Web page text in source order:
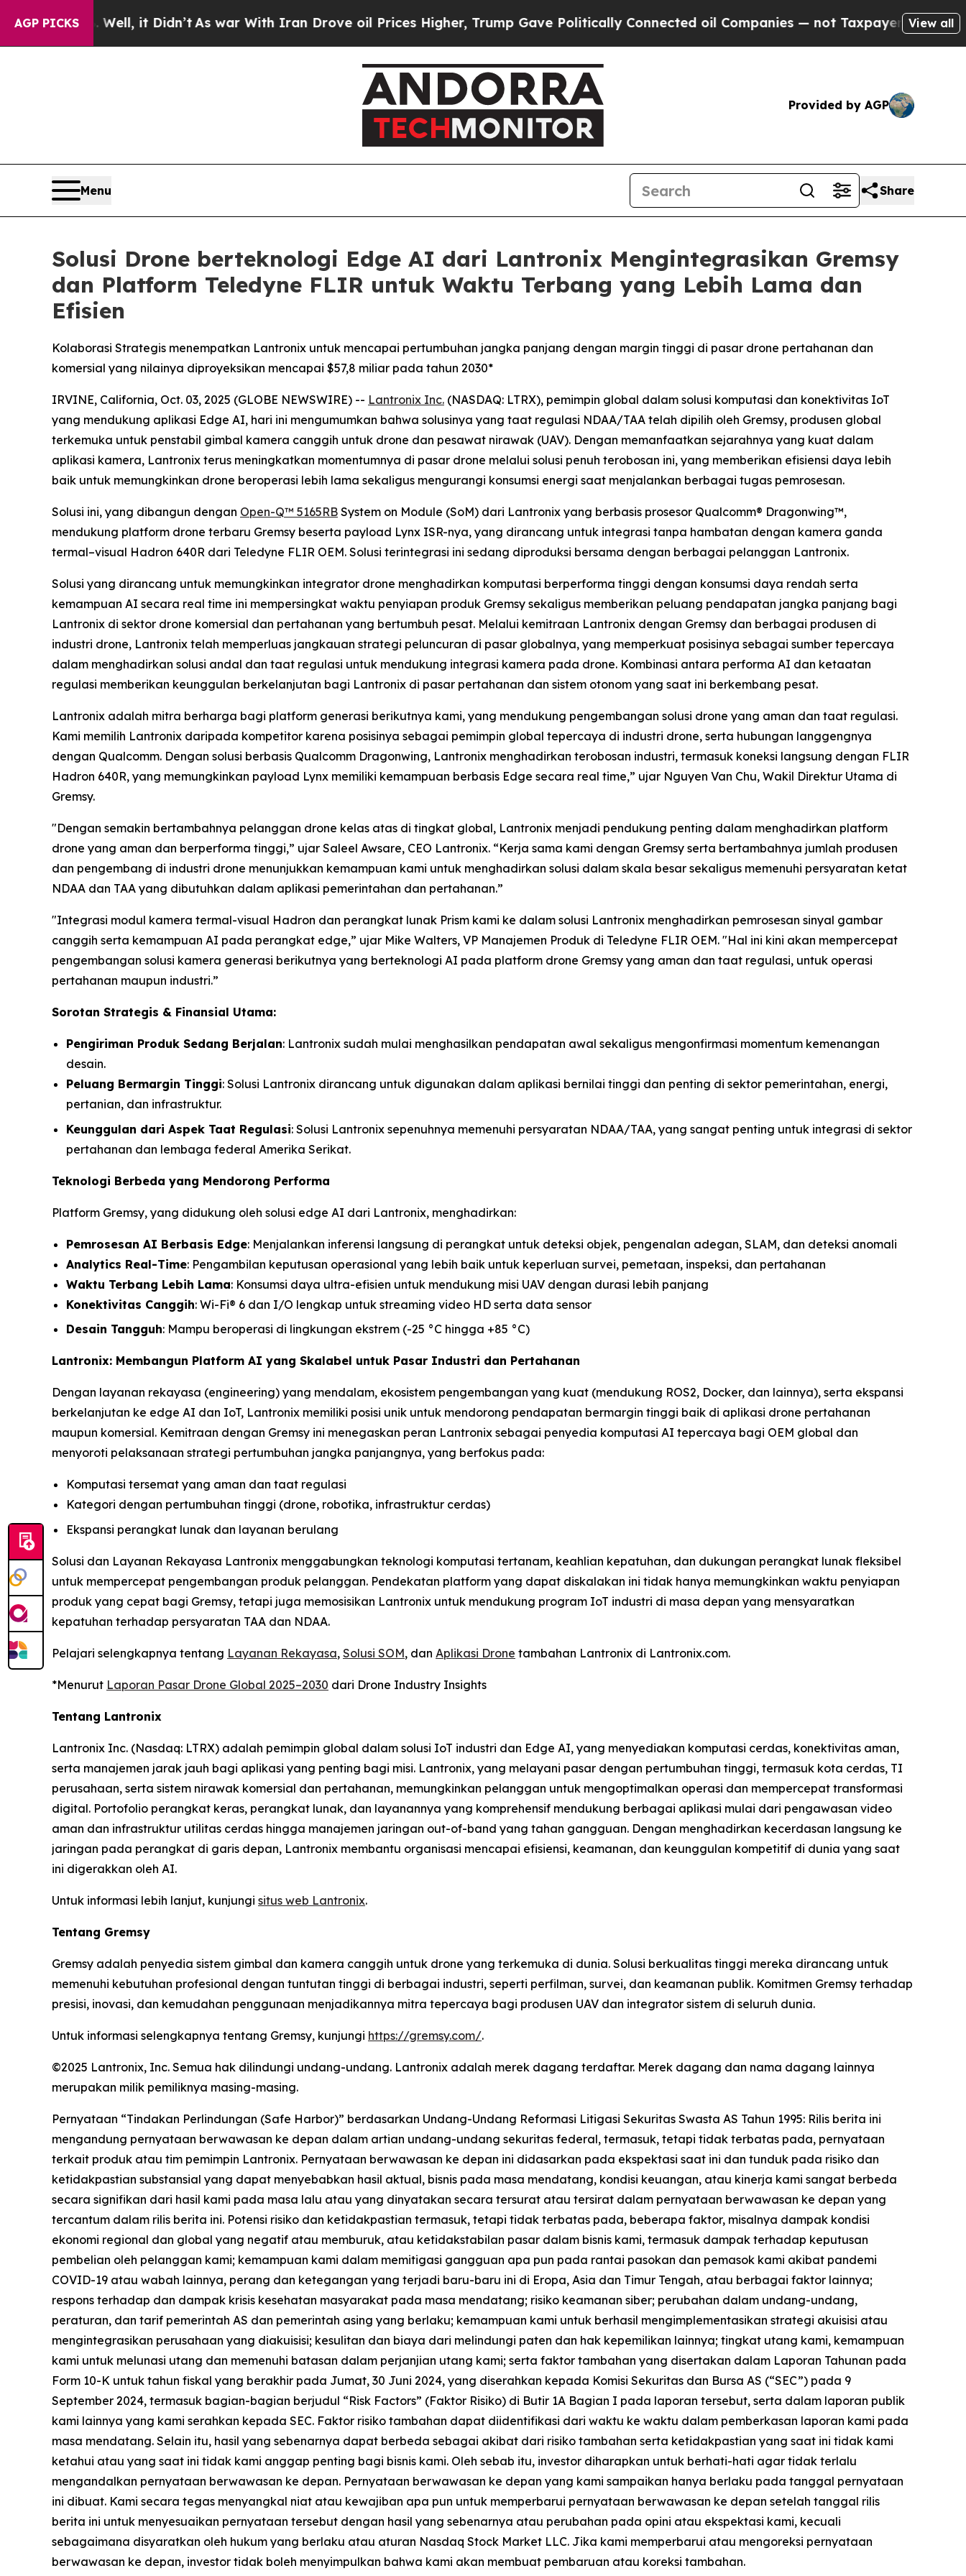
AGP PICKS
Well, it Didn’t As war With Iran Drove oil Prices Higher, Trump Gave Politically Connected oil Companies — not Taxpayers — the Chance toView all
Provided by AGP
Menu Share
Solusi Drone berteknologi Edge AI dari Lantronix Mengintegrasikan Gremsy
dan Platform Teledyne FLIR untuk Waktu Terbang yang Lebih Lama dan
Efisien
Kolaborasi Strategis menempatkan Lantronix untuk mencapai pertumbuhan jangka panjang dengan margin tinggi di pasar drone pertahanan dan
komersial yang nilainya diproyeksikan mencapai $57,8 miliar pada tahun 2030*
IRVINE, California, Oct. 03, 2025 (GLOBE NEWSWIRE) -- Lantronix Inc. (NASDAQ: LTRX), pemimpin global dalam solusi komputasi dan konektivitas IoT
yang mendukung aplikasi Edge AI, hari ini mengumumkan bahwa solusinya yang taat regulasi NDAA/TAA telah dipilih oleh Gremsy, produsen global
terkemuka untuk penstabil gimbal kamera canggih untuk drone dan pesawat nirawak (UAV). Dengan memanfaatkan sejarahnya yang kuat dalam
aplikasi kamera, Lantronix terus meningkatkan momentumnya di pasar drone melalui solusi penuh terobosan ini, yang memberikan efisiensi daya lebih
baik untuk memungkinkan drone beroperasi lebih lama sekaligus mengurangi konsumsi energi saat menjalankan berbagai tugas pemrosesan.
Solusi ini, yang dibangun dengan Open-Q™ 5165RB System on Module (SoM) dari Lantronix yang berbasis prosesor Qualcomm® Dragonwing™,
mendukung platform drone terbaru Gremsy beserta payload Lynx ISR-nya, yang dirancang untuk integrasi tanpa hambatan dengan kamera ganda
termal–visual Hadron 640R dari Teledyne FLIR OEM. Solusi terintegrasi ini sedang diproduksi bersama dengan berbagai pelanggan Lantronix.
Solusi yang dirancang untuk memungkinkan integrator drone menghadirkan komputasi berperforma tinggi dengan konsumsi daya rendah serta
kemampuan AI secara real time ini mempersingkat waktu penyiapan produk Gremsy sekaligus memberikan peluang pendapatan jangka panjang bagi
Lantronix di sektor drone komersial dan pertahanan yang bertumbuh pesat. Melalui kemitraan Lantronix dengan Gremsy dan berbagai produsen di
industri drone, Lantronix telah memperluas jangkauan strategi peluncuran di pasar globalnya, yang memperkuat posisinya sebagai sumber tepercaya
dalam menghadirkan solusi andal dan taat regulasi untuk mendukung integrasi kamera pada drone. Kombinasi antara performa AI dan ketaatan
regulasi memberikan keunggulan berkelanjutan bagi Lantronix di pasar pertahanan dan sistem otonom yang saat ini berkembang pesat.
Lantronix adalah mitra berharga bagi platform generasi berikutnya kami, yang mendukung pengembangan solusi drone yang aman dan taat regulasi.
Kami memilih Lantronix daripada kompetitor karena posisinya sebagai pemimpin global tepercaya di industri drone, serta hubungan langgengnya
dengan Qualcomm. Dengan solusi berbasis Qualcomm Dragonwing, Lantronix menghadirkan terobosan industri, termasuk koneksi langsung dengan FLIR
Hadron 640R, yang memungkinkan payload Lynx memiliki kemampuan berbasis Edge secara real time,” ujar Nguyen Van Chu, Wakil Direktur Utama di
Gremsy.
"Dengan semakin bertambahnya pelanggan drone kelas atas di tingkat global, Lantronix menjadi pendukung penting dalam menghadirkan platform
drone yang aman dan berperforma tinggi,” ujar Saleel Awsare, CEO Lantronix. “Kerja sama kami dengan Gremsy serta bertambahnya jumlah produsen
dan pengembang di industri drone menunjukkan kemampuan kami untuk menghadirkan solusi dalam skala besar sekaligus memenuhi persyaratan ketat
NDAA dan TAA yang dibutuhkan dalam aplikasi pemerintahan dan pertahanan.”
"Integrasi modul kamera termal-visual Hadron dan perangkat lunak Prism kami ke dalam solusi Lantronix menghadirkan pemrosesan sinyal gambar
canggih serta kemampuan AI pada perangkat edge,” ujar Mike Walters, VP Manajemen Produk di Teledyne FLIR OEM. "Hal ini kini akan mempercepat
pengembangan solusi kamera generasi berikutnya yang berteknologi AI pada platform drone Gremsy yang aman dan taat regulasi, untuk operasi
pertahanan maupun industri.”
Sorotan Strategis & Finansial Utama:
Pengiriman Produk Sedang Berjalan: Lantronix sudah mulai menghasilkan pendapatan awal sekaligus mengonfirmasi momentum kemenangan
desain.
Peluang Bermargin Tinggi: Solusi Lantronix dirancang untuk digunakan dalam aplikasi bernilai tinggi dan penting di sektor pemerintahan, energi,
pertanian, dan infrastruktur.
Keunggulan dari Aspek Taat Regulasi: Solusi Lantronix sepenuhnya memenuhi persyaratan NDAA/TAA, yang sangat penting untuk integrasi di sektor
pertahanan dan lembaga federal Amerika Serikat.
Teknologi Berbeda yang Mendorong Performa
Platform Gremsy, yang didukung oleh solusi edge AI dari Lantronix, menghadirkan:
Pemrosesan AI Berbasis Edge: Menjalankan inferensi langsung di perangkat untuk deteksi objek, pengenalan adegan, SLAM, dan deteksi anomali
Analytics Real-Time: Pengambilan keputusan operasional yang lebih baik untuk keperluan survei, pemetaan, inspeksi, dan pertahanan
Waktu Terbang Lebih Lama: Konsumsi daya ultra-efisien untuk mendukung misi UAV dengan durasi lebih panjang
Konektivitas Canggih: Wi-Fi® 6 dan I/O lengkap untuk streaming video HD serta data sensor
Desain Tangguh: Mampu beroperasi di lingkungan ekstrem (-25 °C hingga +85 °C)
Lantronix: Membangun Platform AI yang Skalabel untuk Pasar Industri dan Pertahanan
Dengan layanan rekayasa (engineering) yang mendalam, ekosistem pengembangan yang kuat (mendukung ROS2, Docker, dan lainnya), serta ekspansi
berkelanjutan ke edge AI dan IoT, Lantronix memiliki posisi unik untuk mendorong pendapatan bermargin tinggi baik di aplikasi drone pertahanan
maupun komersial. Kemitraan dengan Gremsy ini menegaskan peran Lantronix sebagai penyedia komputasi AI tepercaya bagi OEM global dan
menyoroti pelaksanaan strategi pertumbuhan jangka panjangnya, yang berfokus pada:
Komputasi tersemat yang aman dan taat regulasi
Kategori dengan pertumbuhan tinggi (drone, robotika, infrastruktur cerdas)
Ekspansi perangkat lunak dan layanan berulang
Solusi dan Layanan Rekayasa Lantronix menggabungkan teknologi komputasi tertanam, keahlian kepatuhan, dan dukungan perangkat lunak fleksibel
untuk mempercepat pengembangan produk pelanggan. Pendekatan platform yang dapat diskalakan ini tidak hanya memungkinkan waktu penyiapan
produk yang cepat bagi Gremsy, tetapi juga memosisikan Lantronix untuk mendukung program IoT industri di masa depan yang mensyaratkan
kepatuhan terhadap persyaratan TAA dan NDAA.
Pelajari selengkapnya tentang Layanan Rekayasa, Solusi SOM, dan Aplikasi Drone tambahan Lantronix di Lantronix.com.
*Menurut Laporan Pasar Drone Global 2025–2030 dari Drone Industry Insights
Tentang Lantronix
Lantronix Inc. (Nasdaq: LTRX) adalah pemimpin global dalam solusi IoT industri dan Edge AI, yang menyediakan komputasi cerdas, konektivitas aman,
serta manajemen jarak jauh bagi aplikasi yang penting bagi misi. Lantronix, yang melayani pasar dengan pertumbuhan tinggi, termasuk kota cerdas, TI
perusahaan, serta sistem nirawak komersial dan pertahanan, memungkinkan pelanggan untuk mengoptimalkan operasi dan mempercepat transformasi
digital. Portofolio perangkat keras, perangkat lunak, dan layanannya yang komprehensif mendukung berbagai aplikasi mulai dari pengawasan video
aman dan infrastruktur utilitas cerdas hingga manajemen jaringan out-of-band yang tahan gangguan. Dengan menghadirkan kecerdasan langsung ke
jaringan pada perangkat di garis depan, Lantronix membantu organisasi mencapai efisiensi, keamanan, dan keunggulan kompetitif di dunia yang saat
ini digerakkan oleh AI.
Untuk informasi lebih lanjut, kunjungi situs web Lantronix.
Tentang Gremsy
Gremsy adalah penyedia sistem gimbal dan kamera canggih untuk drone yang terkemuka di dunia. Solusi berkualitas tinggi mereka dirancang untuk
memenuhi kebutuhan profesional dengan tuntutan tinggi di berbagai industri, seperti perfilman, survei, dan keamanan publik. Komitmen Gremsy terhadap
presisi, inovasi, dan kemudahan penggunaan menjadikannya mitra tepercaya bagi produsen UAV dan integrator sistem di seluruh dunia.
Untuk informasi selengkapnya tentang Gremsy, kunjungi https://gremsy.com/.
©2025 Lantronix, Inc. Semua hak dilindungi undang-undang. Lantronix adalah merek dagang terdaftar. Merek dagang dan nama dagang lainnya
merupakan milik pemiliknya masing-masing.
Pernyataan “Tindakan Perlindungan (Safe Harbor)” berdasarkan Undang-Undang Reformasi Litigasi Sekuritas Swasta AS Tahun 1995: Rilis berita ini
mengandung pernyataan berwawasan ke depan dalam artian undang-undang sekuritas federal, termasuk, tetapi tidak terbatas pada, pernyataan
terkait produk atau tim pemimpin Lantronix. Pernyataan berwawasan ke depan ini didasarkan pada ekspektasi saat ini dan tunduk pada risiko dan
ketidakpastian substansial yang dapat menyebabkan hasil aktual, bisnis pada masa mendatang, kondisi keuangan, atau kinerja kami sangat berbeda
secara signifikan dari hasil kami pada masa lalu atau yang dinyatakan secara tersurat atau tersirat dalam pernyataan berwawasan ke depan yang
tercantum dalam rilis berita ini. Potensi risiko dan ketidakpastian termasuk, tetapi tidak terbatas pada, beberapa faktor, misalnya dampak kondisi
ekonomi regional dan global yang negatif atau memburuk, atau ketidakstabilan pasar dalam bisnis kami, termasuk dampak terhadap keputusan
pembelian oleh pelanggan kami; kemampuan kami dalam memitigasi gangguan apa pun pada rantai pasokan dan pemasok kami akibat pandemi
COVID-19 atau wabah lainnya, perang dan ketegangan yang terjadi baru-baru ini di Eropa, Asia dan Timur Tengah, atau berbagai faktor lainnya;
respons terhadap dan dampak krisis kesehatan masyarakat pada masa mendatang; risiko keamanan siber; perubahan dalam undang-undang,
peraturan, dan tarif pemerintah AS dan pemerintah asing yang berlaku; kemampuan kami untuk berhasil mengimplementasikan strategi akuisisi atau
mengintegrasikan perusahaan yang diakuisisi; kesulitan dan biaya dari melindungi paten dan hak kepemilikan lainnya; tingkat utang kami, kemampuan
kami untuk melunasi utang dan memenuhi batasan dalam perjanjian utang kami; serta faktor tambahan yang disertakan dalam Laporan Tahunan pada
Form 10-K untuk tahun fiskal yang berakhir pada Jumat, 30 Juni 2024, yang diserahkan kepada Komisi Sekuritas dan Bursa AS (“SEC”) pada 9
September 2024, termasuk bagian-bagian berjudul “Risk Factors” (Faktor Risiko) di Butir 1A Bagian I pada laporan tersebut, serta dalam laporan publik
kami lainnya yang kami serahkan kepada SEC. Faktor risiko tambahan dapat diidentifikasi dari waktu ke waktu dalam pemberkasan laporan kami pada
masa mendatang. Selain itu, hasil yang sebenarnya dapat berbeda sebagai akibat dari risiko tambahan serta ketidakpastian yang saat ini tidak kami
ketahui atau yang saat ini tidak kami anggap penting bagi bisnis kami. Oleh sebab itu, investor diharapkan untuk berhati-hati agar tidak terlalu
mengandalkan pernyataan berwawasan ke depan. Pernyataan berwawasan ke depan yang kami sampaikan hanya berlaku pada tanggal pernyataan
ini dibuat. Kami secara tegas menyangkal niat atau kewajiban apa pun untuk memperbarui pernyataan berwawasan ke depan setelah tanggal rilis
berita ini untuk menyesuaikan pernyataan tersebut dengan hasil yang sebenarnya atau perubahan pada opini atau ekspektasi kami, kecuali
sebagaimana disyaratkan oleh hukum yang berlaku atau aturan Nasdaq Stock Market LLC. Jika kami memperbarui atau mengoreksi pernyataan
berwawasan ke depan, investor tidak boleh menyimpulkan bahwa kami akan membuat pembaruan atau koreksi tambahan.